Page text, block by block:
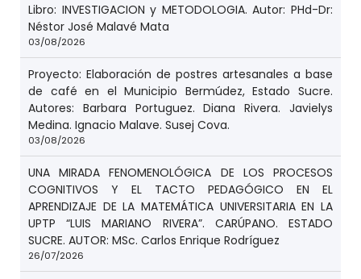
Libro: INVESTIGACION y METODOLOGIA. Autor: PHd-Dr:
Néstor José Malavé Mata
03/08/2026
Proyecto: Elaboración de postres artesanales a base
de café en el Municipio Bermúdez, Estado Sucre.
Autores: Barbara Portuguez. Diana Rivera. Javielys
Medina. Ignacio Malave. Susej Cova.
03/08/2026
UNA MIRADA FENOMENOLÓGICA DE LOS PROCESOS
COGNITIVOS Y EL TACTO PEDAGÓGICO EN EL
APRENDIZAJE DE LA MATEMÁTICA UNIVERSITARIA EN LA
UPTP “LUIS MARIANO RIVERA”. CARÚPANO. ESTADO
SUCRE. AUTOR: MSc. Carlos Enrique Rodríguez
26/07/2026